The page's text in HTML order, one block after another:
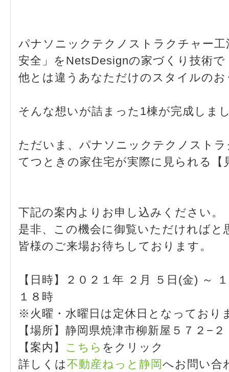
パナソニックテクノストラクチャー
安全」をNetsDesignの家づくり技術で
他とは違うあなただけのスタイルのお
そんな想いが詰まった1棟が完成しま
ただいま、パナソニックテクノスト
てつときの家住宅が実際に見られる【
下記の案内よりお申し込みください。
是非、この機会に御覧いただければと
皆様のご来場お待ちしております。
【日時】２０２１年 ２月 ５日(金) ～
１８時
※火曜・水曜日は定休日となっており
【場所】静岡県焼津市柳新屋５７２−２
【案内】 こちら をクリック
詳しくは不動産ねっと静岡へお問い合